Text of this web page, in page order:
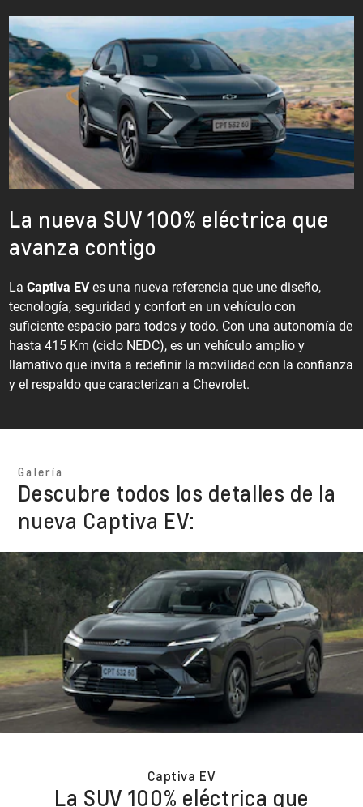
La nueva SUV 100% eléctrica que
avanza contigo
LaCaptiva EVes una nueva referencia que une diseño,
tecnología, seguridad y confort en un vehículo con
suficiente espacio para todos y todo. Con una autonomía de
hasta 415 Km (ciclo NEDC), es un vehículo amplio y
llamativo que invita a redefinir la movilidad con la confianza
y el respaldo que caracterizan a Chevrolet.
Galería
Descubre todos los detalles de la
nueva Captiva EV:
Captiva EV
La SUV 100% eléctrica que